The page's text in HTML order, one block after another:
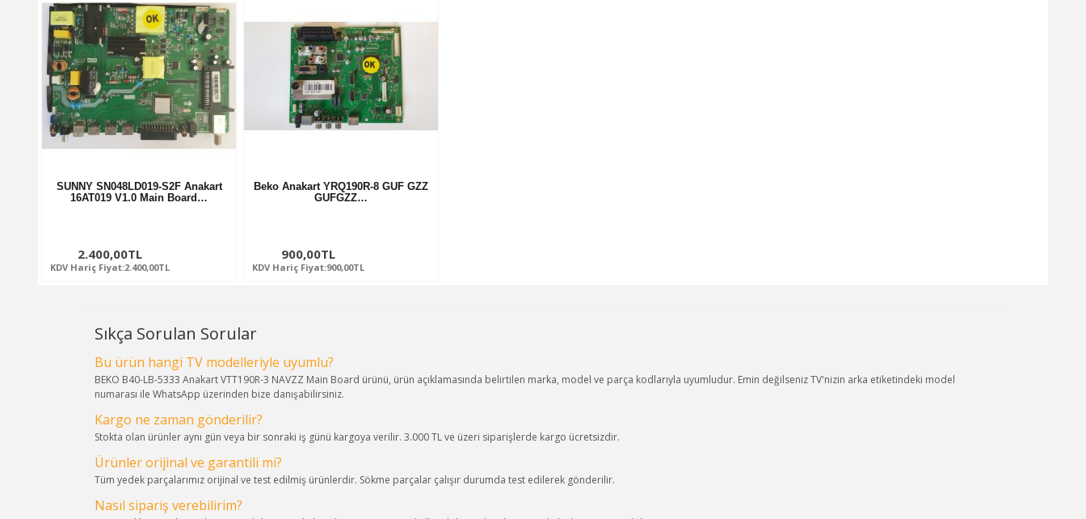
SUNNY SN048LD019-S2F Anakart
16AT019 V1.0 Main Board…
2.400,00TL
KDV Hariç Fiyat:2.400,00TL
Beko Anakart YRQ190R-8 GUF GZZ
GUFGZZ…
900,00TL
KDV Hariç Fiyat:900,00TL
Sıkça Sorulan Sorular
Bu ürün hangi TV modelleriyle uyumlu?
BEKO B40-LB-5333 Anakart VTT190R-3 NAVZZ Main Board ürünü, ürün açıklamasında belirtilen marka, model ve parça kodlarıyla uyumludur. Emin değilseniz TV'nizin arka etiketindeki model
numarası ile WhatsApp üzerinden bize danışabilirsiniz.
Kargo ne zaman gönderilir?
Stokta olan ürünler aynı gün veya bir sonraki iş günü kargoya verilir. 3.000 TL ve üzeri siparişlerde kargo ücretsizdir.
Ürünler orijinal ve garantili mi?
Tüm yedek parçalarımız orijinal ve test edilmiş ürünlerdir. Sökme parçalar çalışır durumda test edilerek gönderilir.
Nasıl sipariş verebilirim?